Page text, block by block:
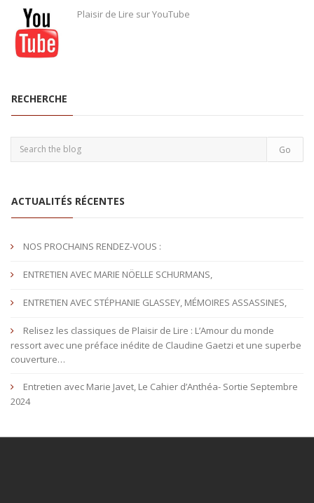
Plaisir de Lire sur YouTube
RECHERCHE
ACTUALITÉS RÉCENTES
NOS PROCHAINS RENDEZ-VOUS :
ENTRETIEN AVEC MARIE NÖELLE SCHURMANS,
ENTRETIEN AVEC STÉPHANIE GLASSEY, MÉMOIRES ASSASSINES,
Relisez les classiques de Plaisir de Lire : L’Amour du monde
ressort avec une préface inédite de Claudine Gaetzi et une superbe
couverture…
Entretien avec Marie Javet, Le Cahier d’Anthéa- Sortie Septembre
2024